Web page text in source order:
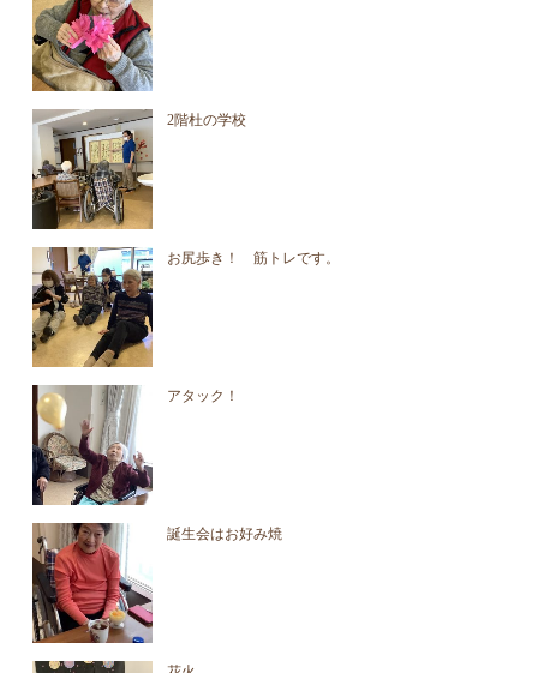
2階杜の学校
お尻歩き！ 筋トレです。
アタック！
誕生会はお好み焼